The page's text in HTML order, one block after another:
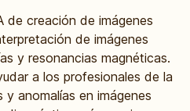
de creación de imágenes
de imágenes
y resonancias magnéticas.
a los profesionales de la
anomalías en imágenes